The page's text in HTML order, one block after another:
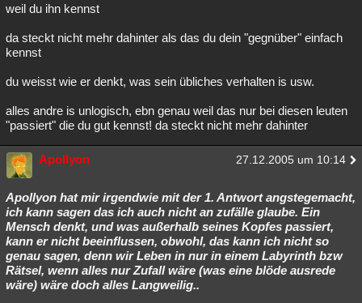
weil du ihn kennst
da steckt nicht mehr dahinter als das du dein "gegnüber" einfach
kennst
du weisst wie er denkt, was sein übliches verhalten is usw.
alles andre is unlogisch, ebn genau weil das nur bei diesen leuten
"passiert" die du gut kennst! da steckt nicht mehr dahinter
Apollyon 27.12.2005 um 10:14
Apollyon hat mir irgendwie mit der 1. Antwort angstegemacht,
ich kann sagen das ich auch nicht an zufälle glaube. Ein
Mensch denkt, und was außerhalb seines Kopfes passiert,
kann er nicht beeinflussen, obwohl, das kann ich nicht so
genau sagen, denn wir Leben in nur in einem Labyrinth bzw
Rätsel, wenn alles nur Zufall wäre (was eine blöde ausrede
wäre) wäre doch alles Langweilig..